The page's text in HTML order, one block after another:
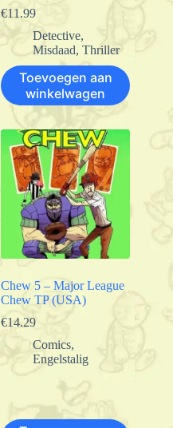
€11.99
Detective,
Misdaad,Thriller
Toevoegen aan
winkelwagen
Chew 5 – Major League
Chew TP (USA)
€14.29
Comics,
Engelstalig